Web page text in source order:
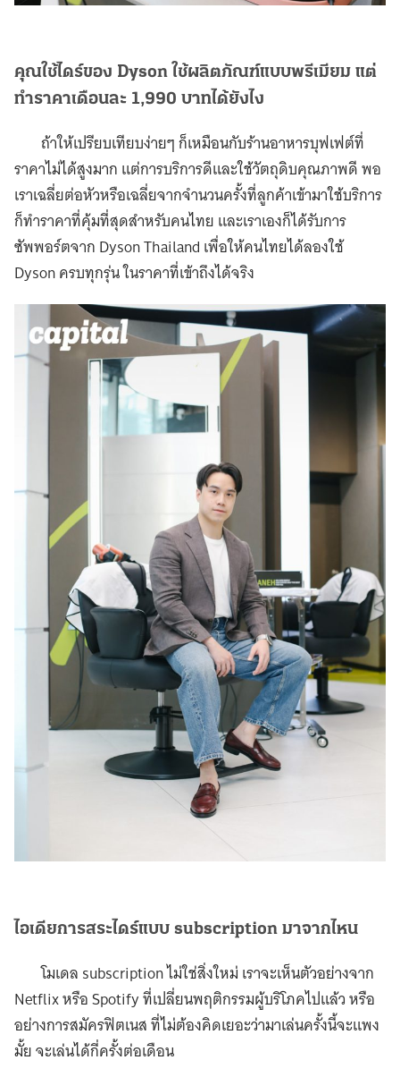
คุณใช้ไดร์ของ Dyson ใช้ผลิตภัณฑ์แบบพรีเมียม แต่
ทำราคาเดือนละ 1,990 บาทได้ยังไง
ถ้าให้เปรียบเทียบง่ายๆ ก็เหมือนกับร้านอาหารบุฟเฟต์ที่
ราคาไม่ได้สูงมาก เเต่การบริการดีและใช้วัตถุดิบคุณภาพดี พอ
เราเฉลี่ยต่อหัวหรือเฉลี่ยจากจำนวนครั้งที่ลูกค้าเข้ามาใช้บริการ
ก็ทำราคาที่คุ้มที่สุดสำหรับคนไทย และเราเองก็ได้รับการ
ซัพพอร์ตจาก Dyson Thailand เพื่อให้คนไทยได้ลองใช้
Dyson ครบทุกรุ่น ในราคาที่เข้าถึงได้จริง
ไอเดียการสระไดร์แบบ subscription มาจากไหน
โมเดล subscription ไม่ใช่สิ่งใหม่ เราจะเห็นตัวอย่างจาก
Netflix หรือ Spotify ที่เปลี่ยนพฤติกรรมผู้บริโภคไปแล้ว หรือ
อย่างการสมัครฟิตเนส ที่ไม่ต้องคิดเยอะว่ามาเล่นครั้งนี้จะแพง
มั้ย จะเล่นได้กี่ครั้งต่อเดือน